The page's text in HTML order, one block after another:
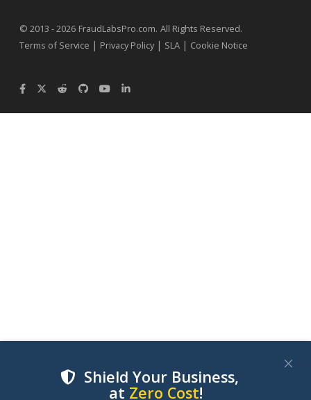
Shield Your Business,
at Zero Cost!
© 2013 - 2026 FraudLabsPro.com. All Rights Reserved.
Terms of Service | Privacy Policy| SLA | Cookie Notice